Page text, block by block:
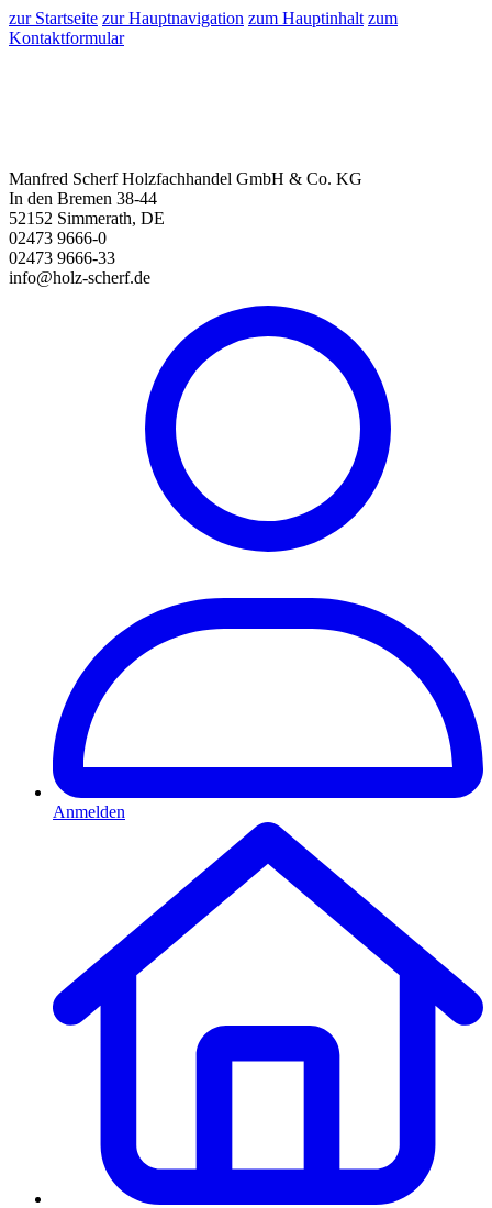
zur Startseite zur Hauptnavigation zum Hauptinhalt zum
Kontaktformular
Manfred Scherf Holzfachhandel GmbH & Co. KG
In den Bremen 38-44
52152 Simmerath, DE
02473 9666-0
02473 9666-33
info@holz-scherf.de
Anmelden